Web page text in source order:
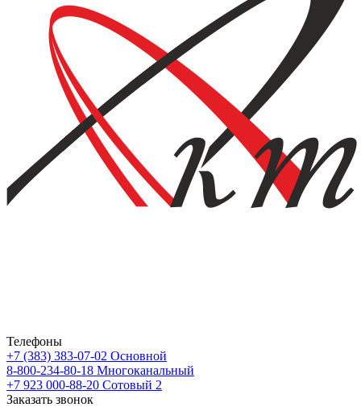
Телефоны
+7 (383) 383-07-02 Основной
8-800-234-80-18 Многоканальный
+7 923 000-88-20 Сотовый 2
Заказать звонок